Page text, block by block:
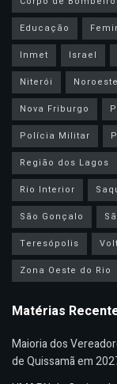
Educação
Inmet
Israel
Niterói
Nova Friburgo
Polícia Militar
Região dos Lagos
Rio Interior
São Gonçalo
Teresópolis
Zona Oeste do Rio
Matérias
Maioria dos
de Quissamã em